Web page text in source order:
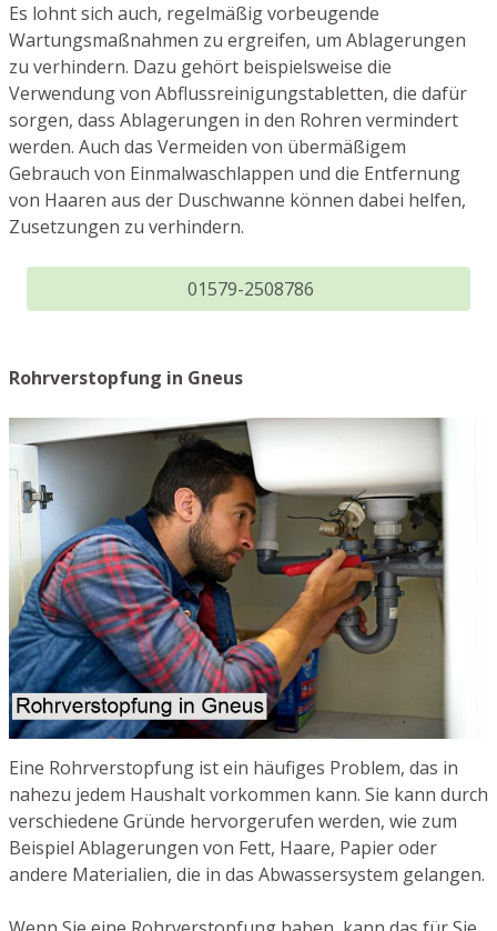
Es lohnt sich auch, regelmäßig vorbeugende
Wartungsmaßnahmen zu ergreifen, um Ablagerungen
zu verhindern. Dazu gehört beispielsweise die
Verwendung von Abflussreinigungstabletten, die dafür
sorgen, dass Ablagerungen in den Rohren vermindert
werden. Auch das Vermeiden von übermäßigem
Gebrauch von Einmalwaschlappen und die Entfernung
von Haaren aus der Duschwanne können dabei helfen,
Zusetzungen zu verhindern.
01579-2508786
Rohrverstopfung in Gneus
Eine Rohrverstopfung ist ein häufiges Problem, das in
nahezu jedem Haushalt vorkommen kann. Sie kann durch
verschiedene Gründe hervorgerufen werden, wie zum
Beispiel Ablagerungen von Fett, Haare, Papier oder
andere Materialien, die in das Abwassersystem gelangen.